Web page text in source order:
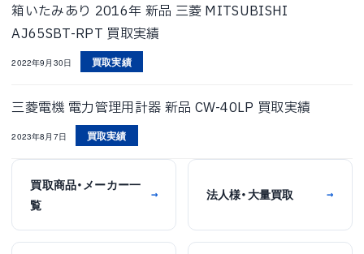
箱いたみあり 2016年 新品 三菱 MITSUBISHI
AJ65SBT-RPT 買取実績
2022年9月30日 買取実績
三菱電機 電力管理用計器 新品 CW-40LP 買取実績
2023年8月7日 買取実績
買取商品・メーカー一
覧
→ 法人様・大量買取 →